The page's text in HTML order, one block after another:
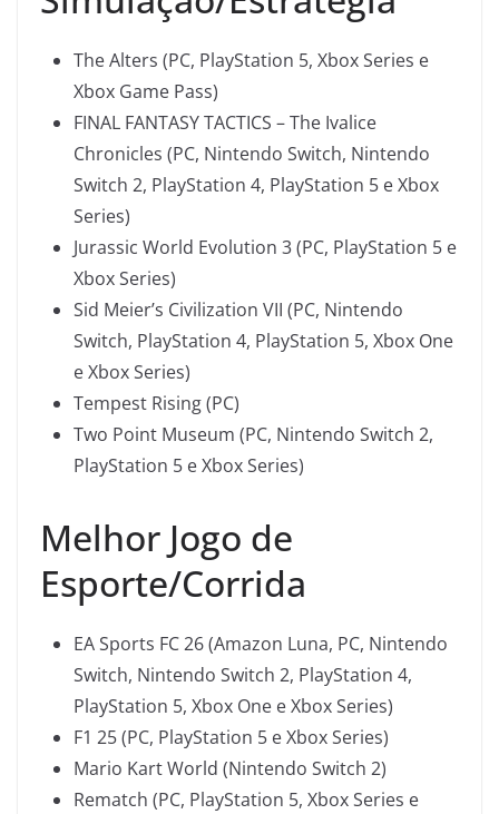
The Alters (PC, PlayStation 5, Xbox Series e
Xbox Game Pass)
FINAL FANTASY TACTICS – The Ivalice
Chronicles (PC, Nintendo Switch, Nintendo
Switch 2, PlayStation 4, PlayStation 5 e Xbox
Series)
Jurassic World Evolution 3 (PC, PlayStation 5 e
Xbox Series)
Sid Meier’s Civilization VII (PC, Nintendo
Switch, PlayStation 4, PlayStation 5, Xbox One
e Xbox Series)
Tempest Rising (PC)
Two Point Museum (PC, Nintendo Switch 2,
PlayStation 5 e Xbox Series)
Melhor Jogo de
Esporte/Corrida
EA Sports FC 26 (Amazon Luna, PC, Nintendo
Switch, Nintendo Switch 2, PlayStation 4,
PlayStation 5, Xbox One e Xbox Series)
F1 25 (PC, PlayStation 5 e Xbox Series)
Mario Kart World (Nintendo Switch 2)
Rematch (PC, PlayStation 5, Xbox Series e